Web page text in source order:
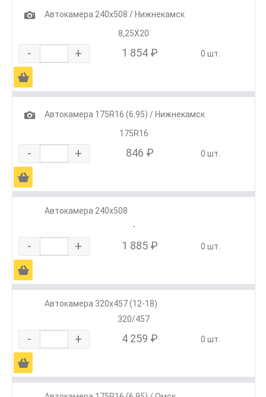
1
Автокамера 240х508 / Нижнекамск
8,25Х20
- + 1 854 ₽ 0 шт.
Ä
1
Автокамера 175R16 (6.95) / Нижнекамск
175R16
- + 846 ₽ 0 шт.
Ä
Автокамера 240х508
-
- + 1 885 ₽ 0 шт.
Ä
Автокамера 320х457 (12-18)
320/457
- + 4 259 ₽ 0 шт.
Ä